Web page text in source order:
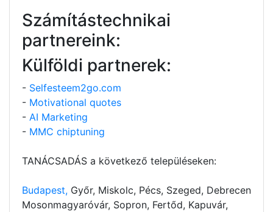
Számítástechnikai
partnereink:
Külföldi partnerek:
- Selfesteem2go.com
- Motivational quotes
- AI Marketing
- MMC chiptuning
TANÁCSADÁS a következő településeken:
Budapest, Győr, Miskolc, Pécs, Szeged, Debrecen
Mosonmagyaróvár, Sopron, Fertőd, Kapuvár,